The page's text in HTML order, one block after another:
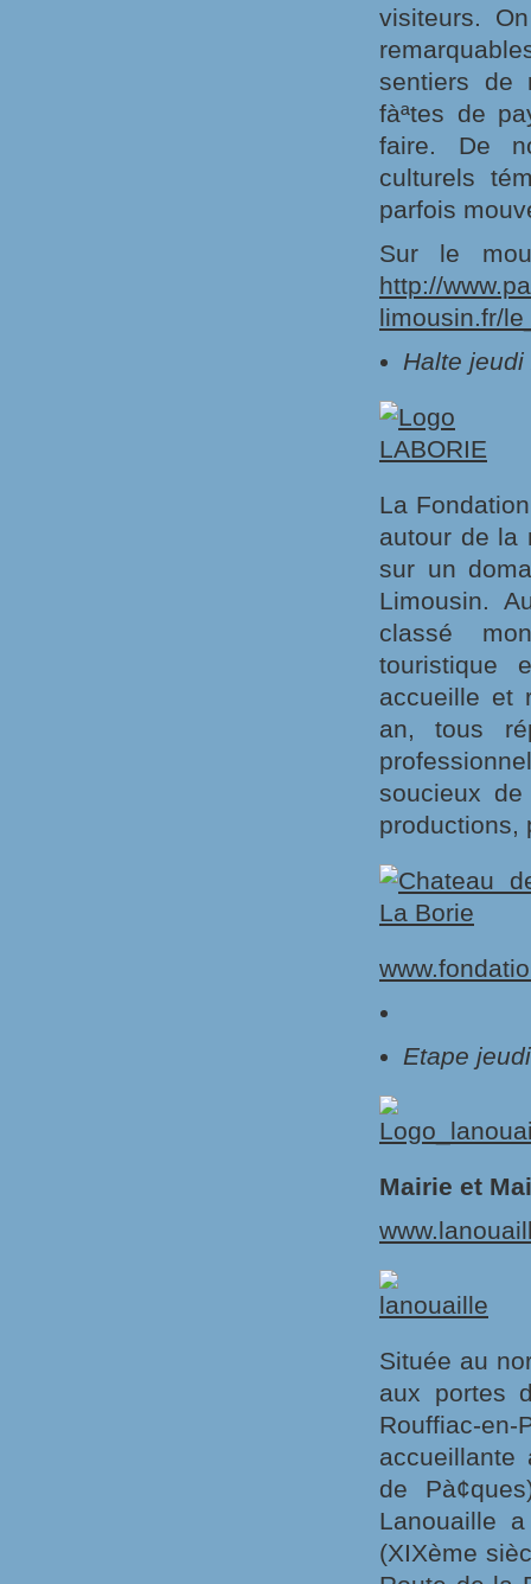
visiteurs.
sentiers de
fàªtes de
faire. De
culturels
parfois
Sur le
http://
limousin.fr/
Halte
La
autour de la
sur un
Limousin.
classé
touristique
accueille et
an, tous
soucieux
productions,
Etape
Mairie et
Située au
aux portes
Rouffiac-
accueillante
de
Lanouaille
(XIXème